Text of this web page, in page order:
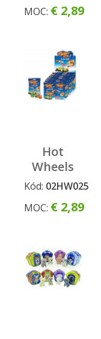
MOC: € 2,89
Hot
Wheels
Flick K-
Kód: 02HW025
MOC: € 2,89